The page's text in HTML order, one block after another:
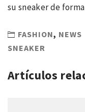
su sneaker de
FASHION, NEWS
SNEAKER
Artículos